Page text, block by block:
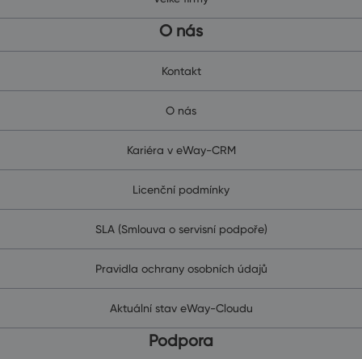
O nás
Kontakt
O nás
Kariéra v eWay-CRM
Licenční podmínky
SLA (Smlouva o servisní podpoře)
Pravidla ochrany osobních údajů
Aktuální stav eWay-Cloudu
Podpora